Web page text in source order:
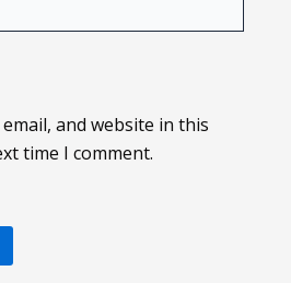
email, and website in this
time I comment.